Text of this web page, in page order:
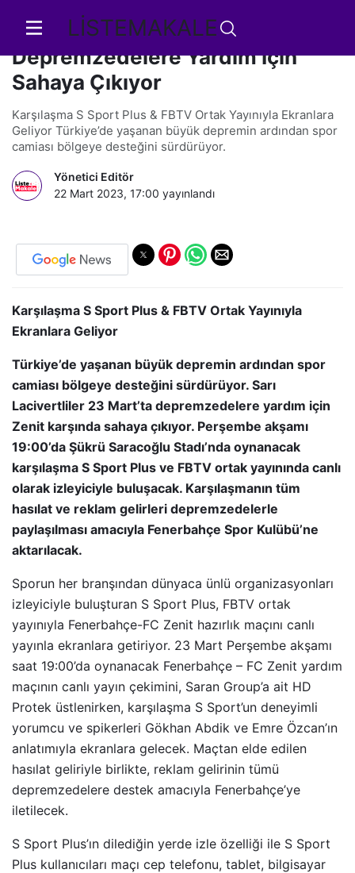
LİSTEMAKALE
Fenerbahçe ve Zenit
Depremzedelere Yardım İçin
Sahaya Çıkıyor
Karşılaşma S Sport Plus & FBTV Ortak Yayınıyla Ekranlara
Geliyor Türkiye’de yaşanan büyük depremin ardından spor
camiası bölgeye desteğini sürdürüyor.
Yönetici Editör
22 Mart 2023, 17:00 yayınlandı
Karşılaşma S Sport Plus & FBTV Ortak Yayınıyla
Ekranlara Geliyor
Türkiye’de yaşanan büyük depremin ardından spor
camiası bölgeye desteğini sürdürüyor. Sarı
Lacivertliler 23 Mart’ta depremzedelere yardım için
Zenit karşında sahaya çıkıyor. Perşembe akşamı
19:00’da Şükrü Saracoğlu Stadı’nda oynanacak
karşılaşma S Sport Plus ve FBTV ortak yayınında canlı
olarak izleyiciyle buluşacak. Karşılaşmanın tüm
hasılat ve reklam gelirleri depremzedelerle
paylaşılması amacıyla Fenerbahçe Spor Kulübü’ne
aktarılacak.
Sporun her branşından dünyaca ünlü organizasyonları
izleyiciyle buluşturan S Sport Plus, FBTV ortak
yayınıyla Fenerbahçe-FC Zenit hazırlık maçını canlı
yayınla ekranlara getiriyor. 23 Mart Perşembe akşamı
saat 19:00’da oynanacak Fenerbahçe – FC Zenit yardım
maçının canlı yayın çekimini, Saran Group’a ait HD
Protek üstlenirken, karşılaşma S Sport’un deneyimli
yorumcu ve spikerleri Gökhan Abdik ve Emre Özcan’ın
anlatımıyla ekranlara gelecek. Maçtan elde edilen
hasılat geliriyle birlikte, reklam gelirinin tümü
depremzedelere destek amacıyla Fenerbahçe’ye
iletilecek.
S Sport Plus’ın dilediğin yerde izle özelliği ile S Sport
Plus kullanıcıları maçı cep telefonu, tablet, bilgisayar